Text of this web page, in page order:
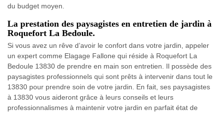
du budget moyen.
La prestation des paysagistes en entretien de jardin à
Roquefort La Bedoule.
Si vous avez un rêve d’avoir le confort dans votre jardin, appeler
un expert comme Elagage Fallone qui réside à Roquefort La
Bedoule 13830 de prendre en main son entretien. Il possède des
paysagistes professionnels qui sont prêts à intervenir dans tout le
13830 pour prendre soin de votre jardin. En fait, ses paysagistes
à 13830 vous aideront grâce à leurs conseils et leurs
professionnalismes à maintenir votre jardin en parfait état de